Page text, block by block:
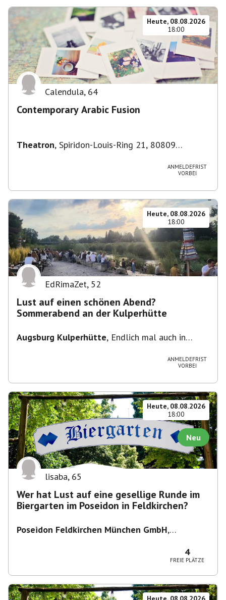
Heute, 08.08.2026
18:00
Calendula, 64
Contemporary Arabic Fusion
Theatron, Spiridon-Louis-Ring 21, 80809
ANMELDEFRIST
VORBEI
Heute, 08.08.2026
18:00
EdRimaZet, 52
Lust auf einen schönen Abend?
Sommerabend an der Kulperhütte
Augsburg Kulperhütte, Endlich mal auch in
ANMELDEFRIST
VORBEI
Heute, 08.08.2026
18:00
Neu
lisaba, 65
Wer hat Lust auf eine gesellige Runde im
Biergarten im Poseidon in Feldkirchen?
Poseidon Feldkirchen München GmbH,
4
FREIE PLÄTZE